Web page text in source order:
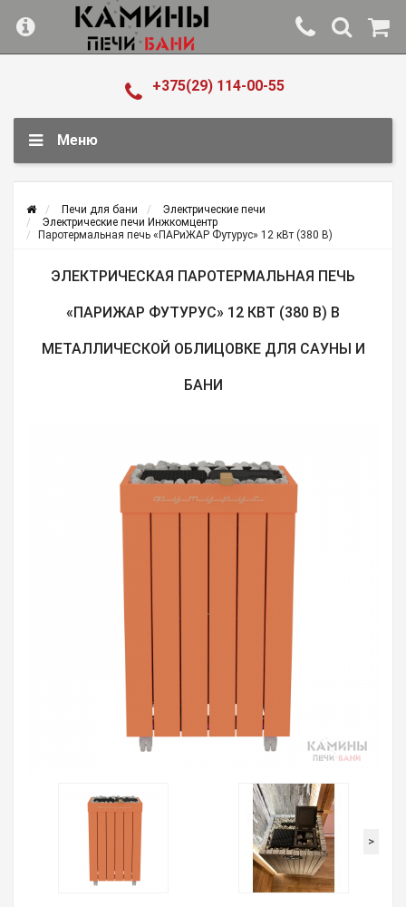
+375(29) 114-00-55
Меню
Печи для бани
Электрические печи
Электрические печи Инжкомцентр
Паротермальная печь «ПАРиЖАР Футурус» 12 кВт (380 В)
ЭЛЕКТРИЧЕСКАЯ ПАРОТЕРМАЛЬНАЯ ПЕЧЬ
«ПАРИЖАР ФУТУРУС» 12 КВТ (380 В) В
МЕТАЛЛИЧЕСКОЙ ОБЛИЦОВКЕ ДЛЯ САУНЫ И
БАНИ
>